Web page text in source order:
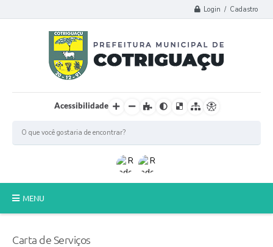
Login / Cadastro
Acessibilidade
MENU
Carta de Serviços